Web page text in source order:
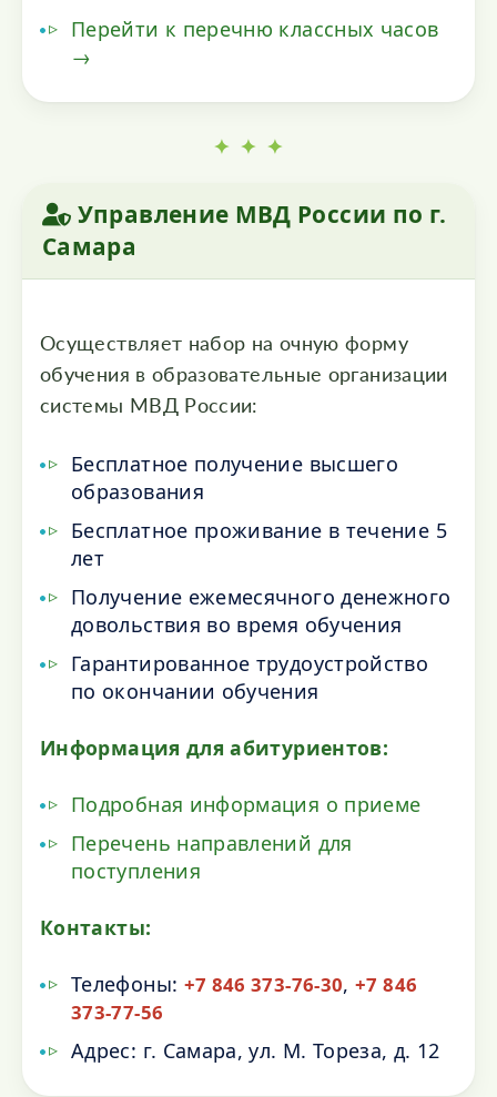
Перейти к перечню классных часов
→
✦ ✦ ✦
Управление МВД России по г.
Самара
Осуществляет набор на очную форму
обучения в образовательные организации
системы МВД России:
Бесплатное получение высшего
образования
Бесплатное проживание в течение 5
лет
Получение ежемесячного денежного
довольствия во время обучения
Гарантированное трудоустройство
по окончании обучения
Информация для абитуриентов:
Подробная информация о приеме
Перечень направлений для
поступления
Контакты:
Телефоны: +7 846 373-76-30,+7 846
373-77-56
Адрес: г. Самара, ул. М. Тореза, д. 12